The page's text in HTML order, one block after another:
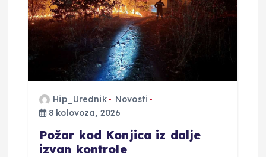
Hip_Urednik
Novosti
8 kolovoza, 2026
Požar kod Konjica iz dalje
izvan kontrole